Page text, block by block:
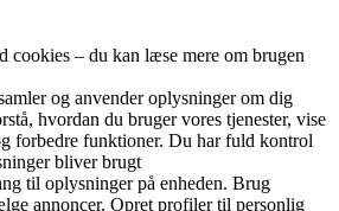
cookies – du kan læse mere om brugen
og anvender oplysninger om dig
hvordan du bruger vores tjenester, vise
forbedre funktioner. Du har fuld kontrol
bliver brugt
til oplysninger på enheden. Brug
annoncer. Opret profiler til personlig